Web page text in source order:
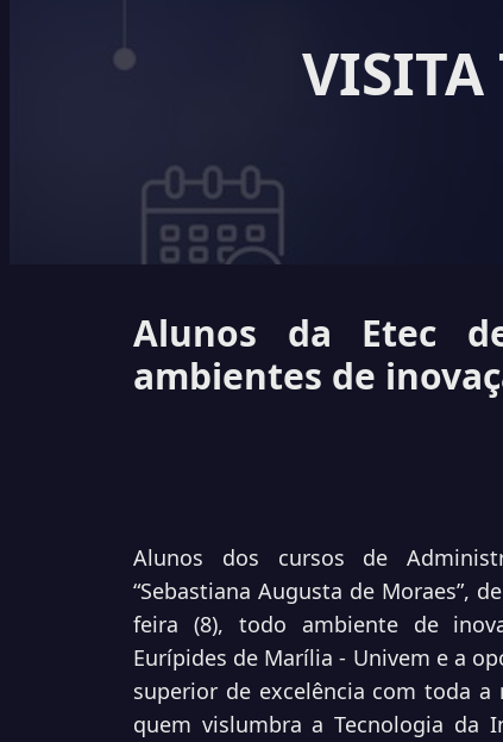
VISITA
Alunos da Etec
ambientes de
Alunos dos cursos de
“Sebastiana Augusta de Moraes”,
feira (8), todo ambiente de
Eurípides de Marília - Univem e a
superior de excelência com toda a
quem vislumbra a Tecnologia da